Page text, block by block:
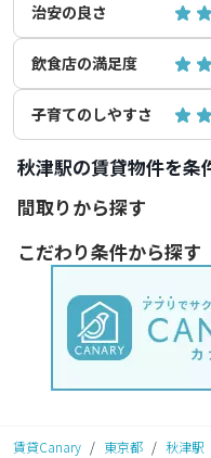
治安の良さ
飲食店の満足度
子育てのしやすさ
秋津駅の賃貸物件を条
間取りから探す
こだわり条件から探す
賃貸Canary / 東京都 / 秋津駅